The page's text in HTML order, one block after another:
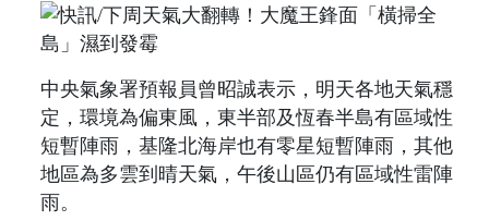
中央氣象署預報員曾昭誠表示，明天各地天氣穩
定，環境為偏東風，東半部及恆春半島有區域性
短暫陣雨，基隆北海岸也有零星短暫陣雨，其他
地區為多雲到晴天氣，午後山區仍有區域性雷陣
雨。